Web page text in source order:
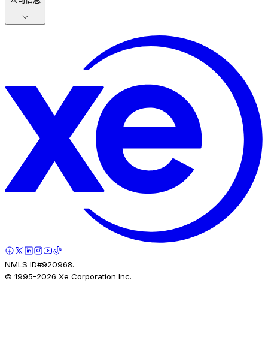
NMLS ID#920968.
© 1995-2026 Xe Corporation Inc.